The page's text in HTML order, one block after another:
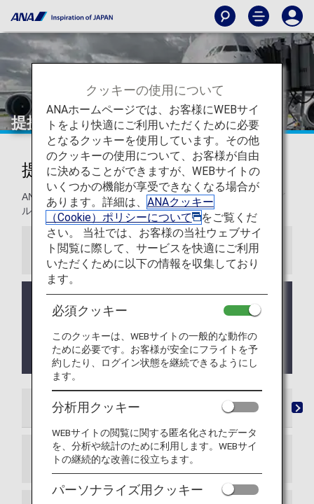
提携航空会社
提携航空会社
ANA提携航空会社を利用した場合のマイル積算の条件、マイ
ル登録方法などに関する情報を参照してください。
お知らせ
2026年10月15日（木）ご搭乗分までとなります。
でとなります。詳しくは
アシアナ航空との提携終了
についてをご確認ください。
提携航空会社一覧 事後登録 マ
スター アライアンス加盟航空会社
クッキーの使用について
ANAホームページでは、お客様にWEBサイ
トをより快適にご利用いただくために必要
となるクッキーを使用しています。その他
のクッキーの使用について、お客様が自由
に決めることができますが、WEBサイトの
いくつかの機能が享受できなくなる場合が
あります。詳細は、 ANAクッキー
（Cookie）ポリシーについて
をご覧くだ
さい。 当社では、お客様の当社ウェブサイ
ト閲覧に際して、サービスを快適にご利用
いただくために以下の情報を収集しており
ます。
必須クッキー
このクッキーは、WEBサイトの一般的な動作の
ために必要です。お客様が安全にフライトを予
約したり、ログイン状態を継続できるようにし
ます。
分析用クッキー
WEBサイトの閲覧に関する匿名化されたデータ
を、分析や統計のために利用します。WEBサイ
トの継続的な改善に役立ちます。
パーソナライズ用クッキー